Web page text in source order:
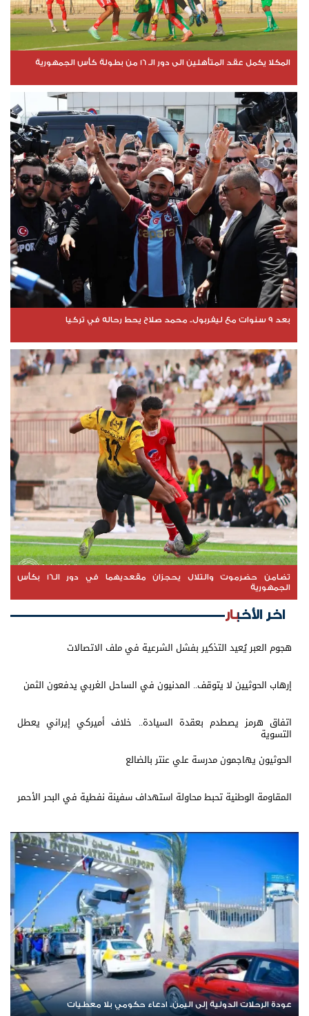
المكلا يكمل عقد المتأهلين الى دور الـ 16 من بطولة كأس الجمهورية
بعد 9 سنوات مع ليفربول.. محمد صلاح يحط رحاله في تركيا
تضامن حضرموت والتلال يحجزان مقعديهما في دور الـ16 بكأس
الجمهورية
اخر الأخبار
هجوم العبر يُعيد التذكير بفشل الشرعية في ملف الاتصالات
إرهاب الحوثيين لا يتوقف.. المدنيون في الساحل الغربي يدفعون الثمن
اتفاق هرمز يصطدم بعقدة السيادة.. خلاف أميركي إيراني يعطل
التسوية
الحوثيون يهاجمون مدرسة علي عنتر بالضالع
المقاومة الوطنية تحبط محاولة استهداف سفينة نفطية في البحر الأحمر
عودة الرحلات الدولية إلى اليمن.. ادعاء حكومي بلا معطيات